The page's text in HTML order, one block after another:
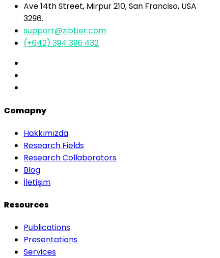
Ave 14th Street, Mirpur 210, San Franciso, USA
3296.
support@zibber.com
(+642) 394 396 432
Comapny
Hakkımızda
Research Fields
Research Collaborators
Blog
İletişim
Resources
Publications
Presentations
Services